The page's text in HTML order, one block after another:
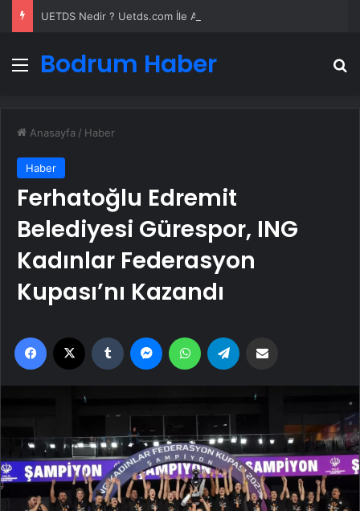
Menü
Bodrum Haber
Anasayfa / Haber
Haber
Ferhatoğlu Edremit
Belediyesi Gürespor, ING
Kadınlar Federasyon
Kupası’nı Kazandı
Facebook Tumblr MessengerWhatsApp